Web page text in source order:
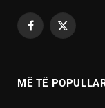
Facebook
X
MË TË